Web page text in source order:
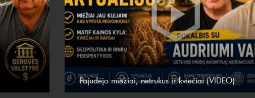
Pajudėjo miežiai, netrukus ir kviečiai (VIDEO)